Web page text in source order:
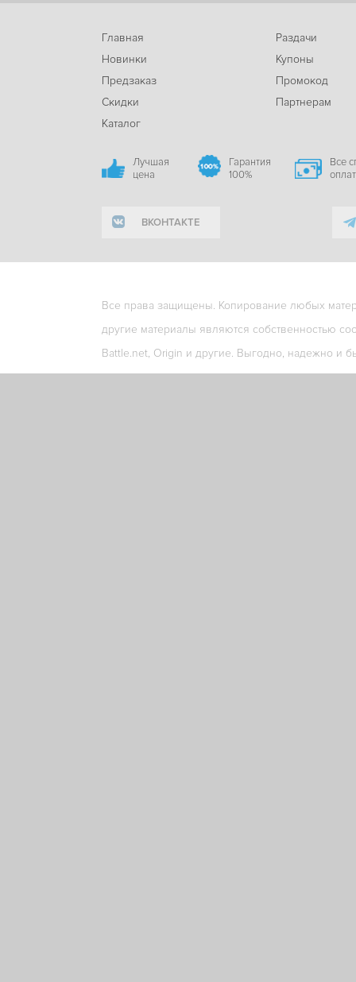
Главная
Новинки
Предзаказ
Скидки
Каталог
Раздачи
Купоны
Промокод
Партнерам
Лучшая
цена
Гарантия
100%
Все
ВКОНТАКТЕ
Все права защищены. Копирование любых
другие материалы являются собственностью
Battle.net, Origin и другие. Выгодно, надежно и